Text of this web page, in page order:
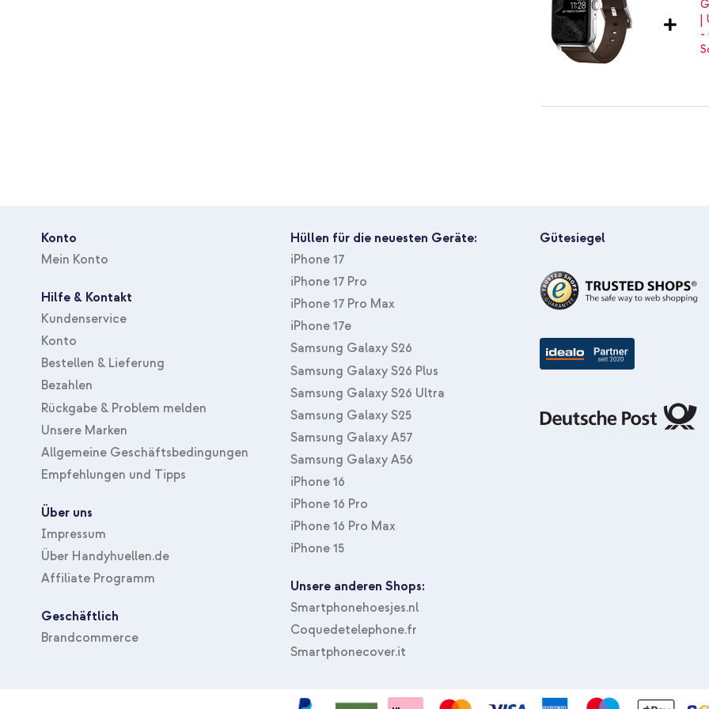
Nomad Modernes
Wandladegerät - Ladegerät -
Konto
Mein Konto
Hilfe & Kontakt
Kundenservice
Konto
Bestellen & Lieferung
Bezahlen
Rückgabe & Problem melden
Unsere Marken
Allgemeine Geschäftsbedingungen
Empfehlungen und Tipps
Über uns
Impressum
Über Handyhuellen.de
Affiliate Programm
Geschäftlich
Brandcommerce
Hüllen für die neuesten Geräte:
iPhone 17
iPhone 17 Pro
iPhone 17 Pro Max
iPhone 17e
Samsung Galaxy S26
Samsung Galaxy S26 Plus
Samsung Galaxy S26 Ultra
Samsung Galaxy S25
Samsung Galaxy A57
Samsung Galaxy A56
iPhone 16
iPhone 16 Pro
iPhone 16 Pro Max
iPhone 15
Unsere anderen Shops:
Smartphonehoesjes.nl
Coquedetelephone.fr
Smartphonecover.it
Gütesiegel